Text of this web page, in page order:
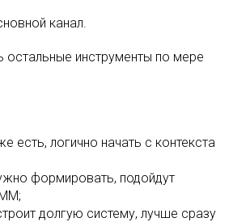
канал.
остальные инструменты по мере
есть, логично начать с контекста
формировать, подойдут
долгую систему, лучше сразу